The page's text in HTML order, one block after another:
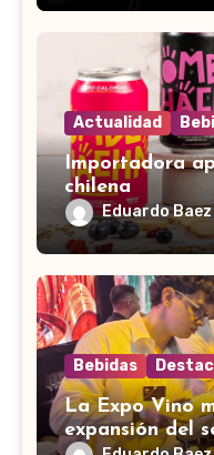
Actualidad
Importadora
chilena
Eduardo
Bebidas
La Expo Vino
expansión del